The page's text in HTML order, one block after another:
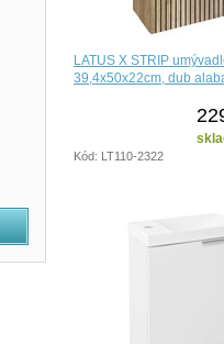
LATUS X STRIP
39,4x50x22cm, dub
Kód: LT110-2322